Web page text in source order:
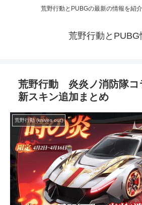
荒野行動とPUBGの最新の情報を紹介
荒野行動とPUBG
荒野行動 炎炎ノ消防隊コ
新スキン追加まとめ
荒野行動 (knives out)